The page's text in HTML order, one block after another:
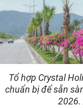
Tổ hợp Crystal
chuẩn bị để sẵn
2026.